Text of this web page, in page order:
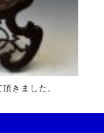
きました。